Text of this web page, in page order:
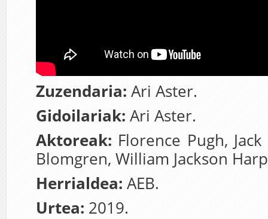
Zuzendaria: Ari Aster.
Gidoilariak: Ari Aster.
Aktoreak: Florence Pugh,
Blomgren, William Jackson
Herrialdea: AEB.
Urtea: 2019.